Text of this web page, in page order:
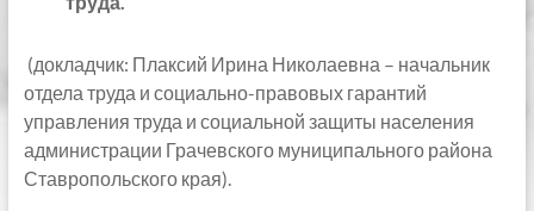
(докладчик: Плаксий Ирина Николаевна – начальник
отдела труда и социально-правовых гарантий
управления труда и социальной защиты населения
администрации Грачевского муниципального района
Ставропольского края).